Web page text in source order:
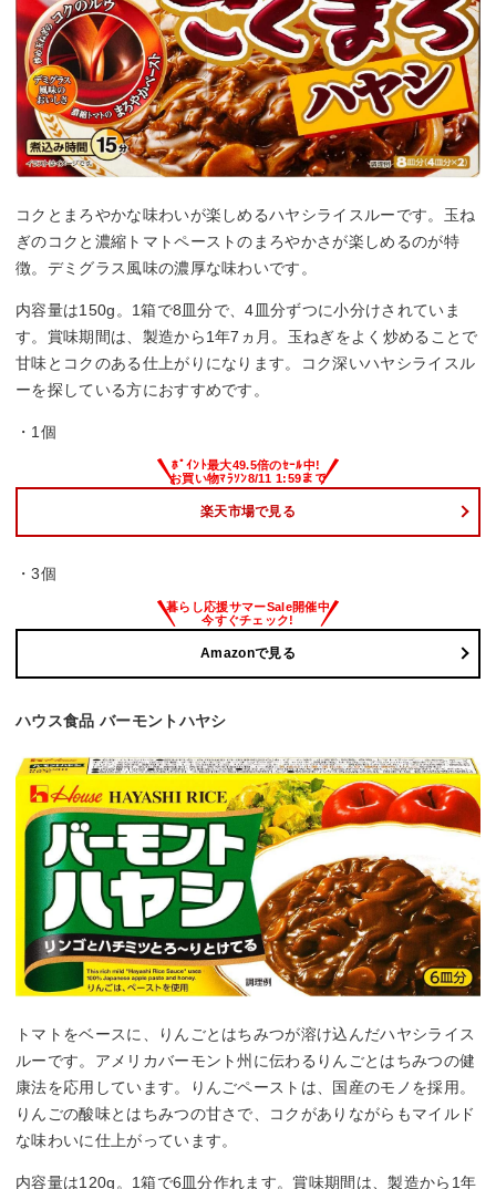
コクとまろやかな味わいが楽しめるハヤシライスルーです。玉ね
ぎのコクと濃縮トマトペーストのまろやかさが楽しめるのが特
徴。デミグラス風味の濃厚な味わいです。
内容量は150g。1箱で8皿分で、4皿分ずつに小分けされていま
す。賞味期間は、製造から1年7ヵ月。玉ねぎをよく炒めることで
甘味とコクのある仕上がりになります。コク深いハヤシライスル
ーを探している方におすすめです。
・1個
楽天市場で見る
・3個
Amazonで見る
ハウス食品 バーモントハヤシ
トマトをベースに、りんごとはちみつが溶け込んだハヤシライス
ルーです。アメリカバーモント州に伝わるりんごとはちみつの健
康法を応用しています。りんごペーストは、国産のモノを採用。
りんごの酸味とはちみつの甘さで、コクがありながらもマイルド
な味わいに仕上がっています。
内容量は120g。1箱で6皿分作れます。賞味期間は、製造から1年